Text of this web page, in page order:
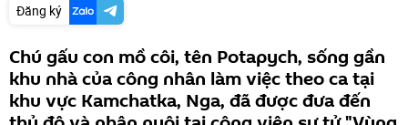
Đăng ký
Chú gấu con mồ côi, tên Potapych, sống gần
khu nhà của công nhân làm việc theo ca tại
khu vực Kamchatka, Nga, đã được đưa đến